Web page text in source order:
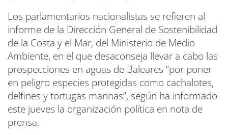
Los parlamentarios nacionalistas se refieren al
informe de la Dirección General de Sostenibilidad
de la Costa y el Mar, del Ministerio de Medio
Ambiente, en el que desaconseja llevar a cabo las
prospecciones en aguas de Baleares “por poner
en peligro especies protegidas como cachalotes,
delfines y tortugas marinas”, según ha informado
este jueves la organización política en nota de
prensa.